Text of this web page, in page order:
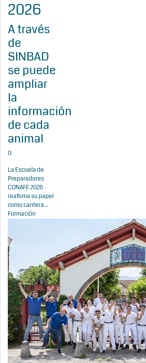
2026
A través
de
SINBAD
se puede
ampliar
la
información
de cada
animal
0
La Escuela de
Preparadores
CONAFE 2026
reafirma su papel
como cantera...
Formación